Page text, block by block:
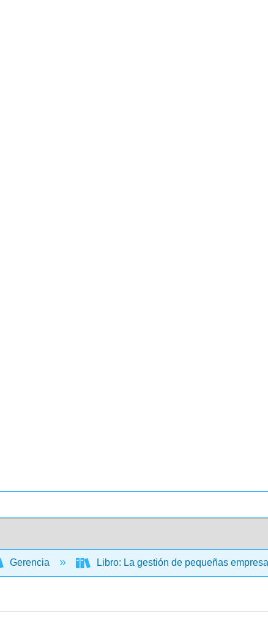
Gerencia Libro: La gestión de pequeñas